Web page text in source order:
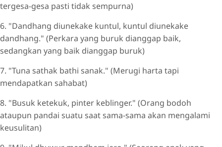
tergesa-gesa pasti tidak sempurna)
6. "Dandhang diunekake kuntul, kuntul diunekake
dandhang." (Perkara yang buruk dianggap baik,
sedangkan yang baik dianggap buruk)
7. "Tuna sathak bathi sanak." (Merugi harta tapi
mendapatkan sahabat)
8. "Busuk ketekuk, pinter keblinger." (Orang bodoh
ataupun pandai suatu saat sama-sama akan mengalami
keusulitan)